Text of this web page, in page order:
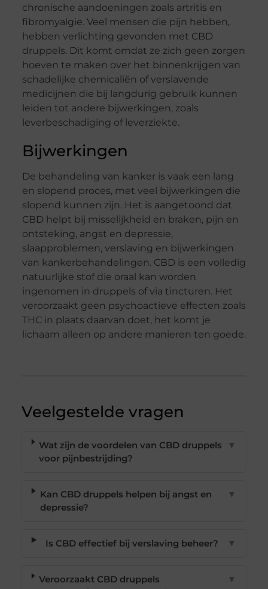
chronische aandoeningen zoals artritis en
fibromyalgie. Veel mensen die pijn hebben,
hebben verlichting gevonden met CBD
druppels. Dit komt omdat ze zich geen zorgen
hoeven te maken over het binnenkrijgen van
schadelijke chemicaliën of verslavende
medicijnen die bij langdurig gebruik kunnen
leiden tot andere bijwerkingen, zoals
leverbeschadiging of leverziekte.
Bijwerkingen
De behandeling van kanker is vaak een lang
en slopend proces, met veel bijwerkingen die
slopend kunnen zijn. Het is aangetoond dat
CBD helpt bij misselijkheid en braken, pijn en
ontsteking, angst en depressie,
slaapproblemen, verslaving en bijwerkingen
van kankerbehandelingen. CBD is een volledig
natuurlijke stof die oraal kan worden
ingenomen in druppels of via tincturen. Het
veroorzaakt geen psychoactieve effecten zoals
THC in plaats daarvan doet, het komt je
lichaam alleen op andere manieren ten goede.
Veelgestelde vragen
Wat zijn de voordelen van CBD druppels
voor pijnbestrijding?
▼
Kan CBD druppels helpen bij angst en
depressie?
▼
Is CBD effectief bij verslaving beheer? ▼
Veroorzaakt CBD druppels
▼